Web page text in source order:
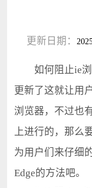
更新日期：
如何阻止ie浏
更新了这就让用
浏览器，不过也
上进行的，那么
为用户们来仔细
Edge的方法吧。